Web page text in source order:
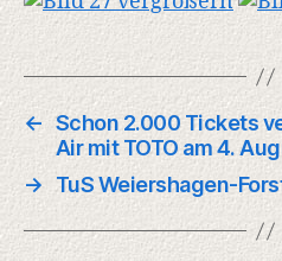
← Schon 2.000 Tickets
Air mit TOTO am 4.
→ TuS Weiershagen-